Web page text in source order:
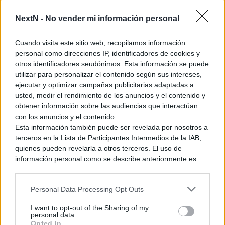
NextN - No vender mi información personal
Cuando visita este sitio web, recopilamos información
personal como direcciones IP, identificadores de cookies y
otros identificadores seudónimos. Esta información se puede
utilizar para personalizar el contenido según sus intereses,
ejecutar y optimizar campañas publicitarias adaptadas a
usted, medir el rendimiento de los anuncios y el contenido y
obtener información sobre las audiencias que interactúan
con los anuncios y el contenido.
Esta información también puede ser revelada por nosotros a
terceros en la Lista de Participantes Intermedios de la IAB,
quienes pueden revelarla a otros terceros. El uso de
información personal como se describe anteriormente es
generamos contenido relevante para nuestra audiencia.
recopilación y uso de datos en nuestra Política de
Privacidad.
Personal Data Processing Opt Outs
I want to opt-out of the Sharing of my
personal data.
La finalización de las obras y la puesta en marcha de esta
zona Nintendo,que estará situada a la izquierda nada más
entrar en el parquetemático de Osaka (como veréis en la
imagen sobre este párrafo), estáprevista para el verano de
2020, a tiempo para coincidir con los Juegos Olímpicos, una
fecha que no ha sido elegida por casualidad, dado que en
Tokio. Ahora solo falta saber qué es lo que nos vamos a
forma a los otros tres de la compañía… lo que sí tenemos